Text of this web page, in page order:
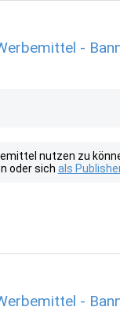
-
nutzen zu
oder sich als
-